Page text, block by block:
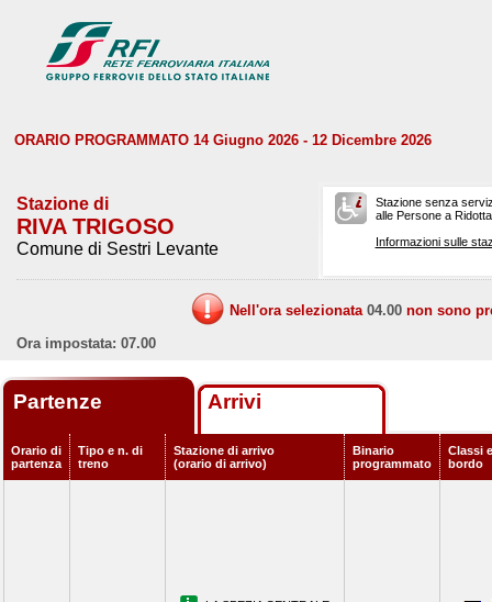
ORARIO PROGRAMMATO 14 Giugno 2026 - 12 Dicembre 2026
Stazione di
RIVA TRIGOSO
Comune di Sestri Levante
Stazione senza
alle Persone a
Informazioni sulle
Nell'ora selezionata 04.00 non sono
Ora impostata: 07.00
Partenze Arrivi
Orario di
partenza
Tipo e n. di
treno
Stazione di arrivo
(orario di arrivo)
Binario
programmato
Classi
bordo